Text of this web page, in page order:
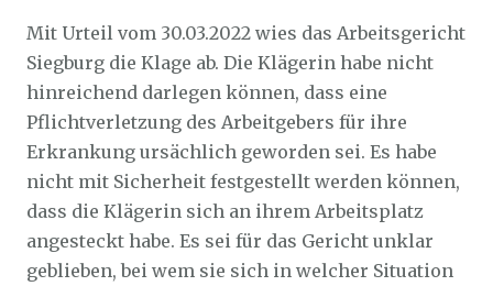
Mit Urteil vom 30.03.2022 wies das Arbeitsgericht
Siegburg die Klage ab. Die Klägerin habe nicht
hinreichend darlegen können, dass eine
Pflichtverletzung des Arbeitgebers für ihre
Erkrankung ursächlich geworden sei. Es habe
nicht mit Sicherheit festgestellt werden können,
dass die Klägerin sich an ihrem Arbeitsplatz
angesteckt habe. Es sei für das Gericht unklar
geblieben, bei wem sie sich in welcher Situation